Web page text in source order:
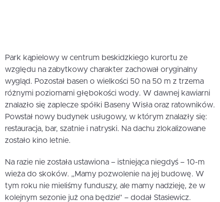
Park kąpielowy w centrum beskidzkiego kurortu ze
względu na zabytkowy charakter zachował oryginalny
wygląd. Pozostał basen o wielkości 50 na 50 m z trzema
różnymi poziomami głębokości wody. W dawnej kawiarni
znalazło się zaplecze spółki Baseny Wisła oraz ratowników.
Powstał nowy budynek usługowy, w którym znalazły się:
restauracja, bar, szatnie i natryski. Na dachu zlokalizowane
zostało kino letnie.
Na razie nie została ustawiona – istniejąca niegdyś – 10-m
wieża do skoków. „Mamy pozwolenie na jej budowę. W
tym roku nie mieliśmy funduszy, ale mamy nadzieję, że w
kolejnym sezonie już ona będzie” – dodał Stasiewicz.